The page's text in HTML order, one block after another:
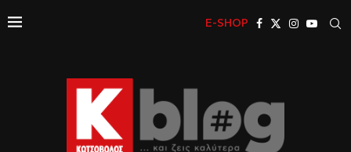
E-SHOP